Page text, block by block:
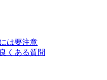
は要注意
くある質問